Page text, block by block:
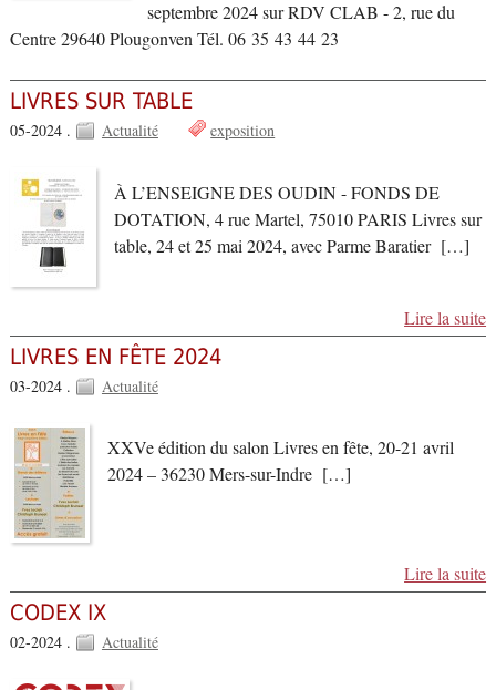
septembre 2024 sur RDV CLAB - 2, rue du
Centre 29640 Plougonven Tél. 06 35 43 44 23
LIVRES SUR TABLE
05-2024 . Actualité exposition
À L’ENSEIGNE DES OUDIN - FONDS DE
DOTATION, 4 rue Martel, 75010 PARIS Livres sur
table, 24 et 25 mai 2024, avec Parme Baratier […]
Lire la suite
LIVRES EN FÊTE 2024
03-2024 . Actualité
XXVe édition du salon Livres en fête, 20-21 avril
2024 – 36230 Mers-sur-Indre […]
Lire la suite
CODEX IX
02-2024 . Actualité